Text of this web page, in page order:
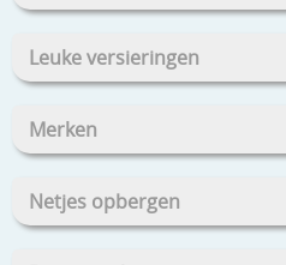
Leuke versieringen
Merken
Netjes opbergen